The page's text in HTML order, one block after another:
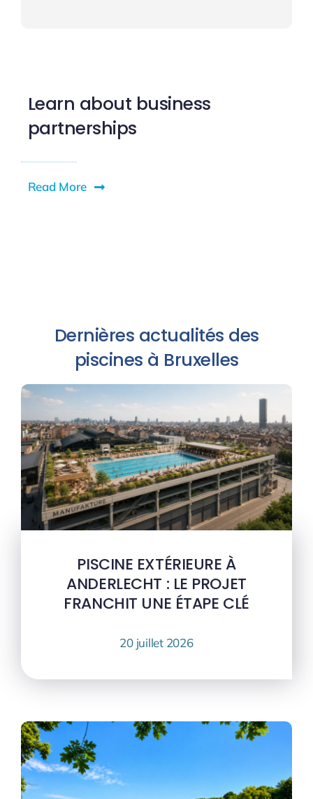
Learn about business
partnerships
Read More
Dernières actualités des
piscines à Bruxelles
PISCINE EXTÉRIEURE À
ANDERLECHT : LE PROJET
FRANCHIT UNE ÉTAPE CLÉ
20 juillet 2026